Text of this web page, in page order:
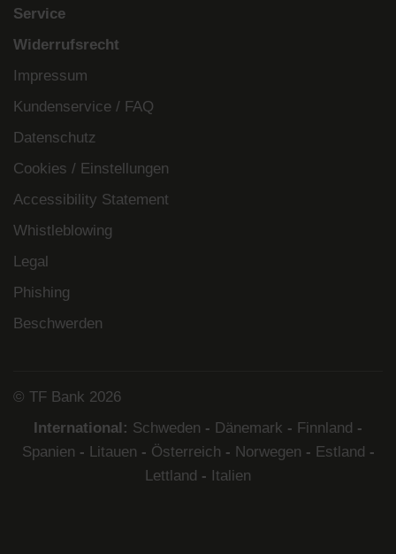
Service
Widerrufsrecht
Impressum
Kundenservice / FAQ
Datenschutz
Cookies / Einstellungen
Accessibility Statement
Whistleblowing
Legal
Phishing
Beschwerden
© TF Bank 2026
International: Schweden - Dänemark - Finnland -
Spanien - Litauen - Österreich - Norwegen - Estland -
Lettland - Italien